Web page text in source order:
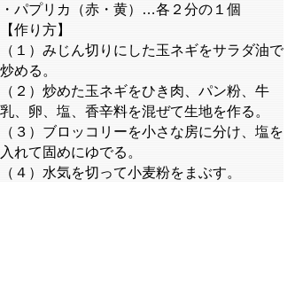
・パプリカ（赤・黄）…各２分の１個
【作り方】
（１）みじん切りにした玉ネギをサラダ油で
炒める。
（２）炒めた玉ネギをひき肉、パン粉、牛
乳、卵、塩、香辛料を混ぜて生地を作る。
（３）ブロッコリーを小さな房に分け、塩を
入れて固めにゆでる。
（４）水気を切って小麦粉をまぶす。